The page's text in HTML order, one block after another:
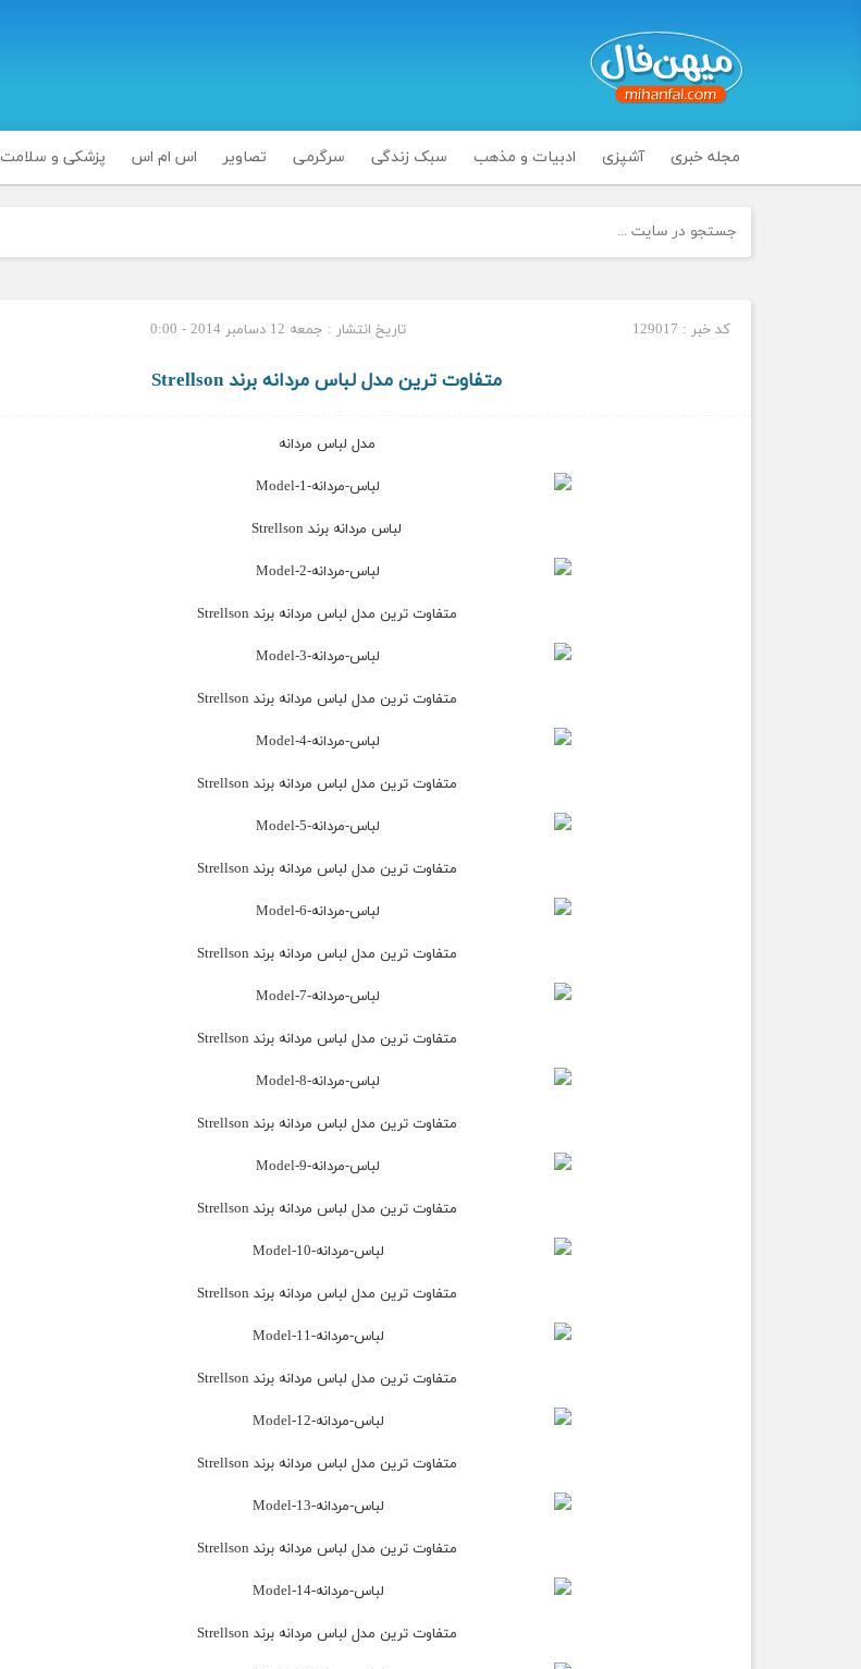
مجله خبری آشپزی ادبیات و مذهب سبک زندگی سرگرمی تصاویر اس ام اس پزشکی و سلامت
کد خبر : 129017 تاریخ انتشار : جمعه 12 دسامبر 2014 - 0:00
متفاوت ترین مدل لباس مردانه برند Strellson
مدل لباس مردانه
لباس مردانه برند Strellson
متفاوت ترین مدل لباس مردانه برند Strellson
متفاوت ترین مدل لباس مردانه برند Strellson
متفاوت ترین مدل لباس مردانه برند Strellson
متفاوت ترین مدل لباس مردانه برند Strellson
متفاوت ترین مدل لباس مردانه برند Strellson
متفاوت ترین مدل لباس مردانه برند Strellson
متفاوت ترین مدل لباس مردانه برند Strellson
متفاوت ترین مدل لباس مردانه برند Strellson
متفاوت ترین مدل لباس مردانه برند Strellson
متفاوت ترین مدل لباس مردانه برند Strellson
متفاوت ترین مدل لباس مردانه برند Strellson
متفاوت ترین مدل لباس مردانه برند Strellson
متفاوت ترین مدل لباس مردانه برند Strellson